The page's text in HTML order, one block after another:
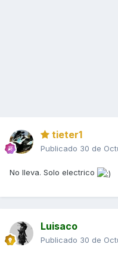
tieter1
Publicado 30 de
No lleva. Solo electrico
Luisaco
Publicado 30 de